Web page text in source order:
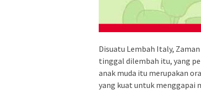
Disuatu Lembah Italy,
tinggal dilembah itu, yang
anak muda itu merupakan
yang kuat untuk menggapai